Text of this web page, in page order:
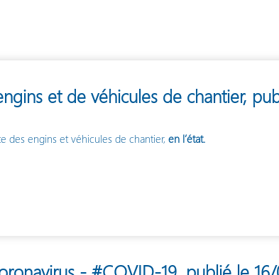
et de véhicules de chantier,
des engins et véhicules de chantier, en l’état.